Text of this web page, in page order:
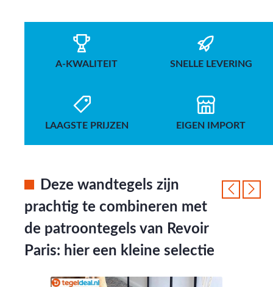
A-KWALITEIT SNELLE LEVERING
LAAGSTE PRIJZEN EIGEN IMPORT
Deze wandtegels zijn
prachtig te combineren met
de patroontegels van Revoir
Paris: hier een kleine selectie